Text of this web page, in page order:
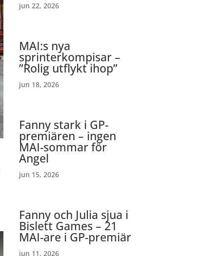
jun 22, 2026
MAI:s nya
sprinterkompisar –
”Rolig utflykt ihop”
jun 18, 2026
Fanny stark i GP-
premiären – ingen
MAI-sommar för
Angel
jun 15, 2026
Fanny och Julia sjua i
Bislett Games – 21
MAI-are i GP-premiär
jun 11, 2026